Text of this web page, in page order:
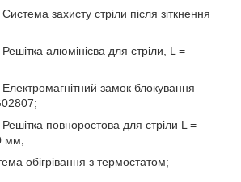
захисту стріли після зіткнення
алюмінієва для стріли, L =
замок блокування
повноростова для стріли L =
мм;
обігрівання з термостатом;